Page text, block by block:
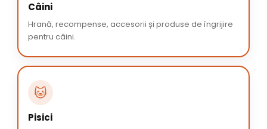
Câini
Hrană, recompense, accesorii și produse de îngrijire
pentru câini.
🐱
Pisici